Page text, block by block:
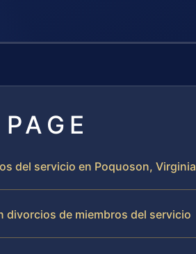
del servicio en Poquoson, Virginia
divorcios de miembros del servicio